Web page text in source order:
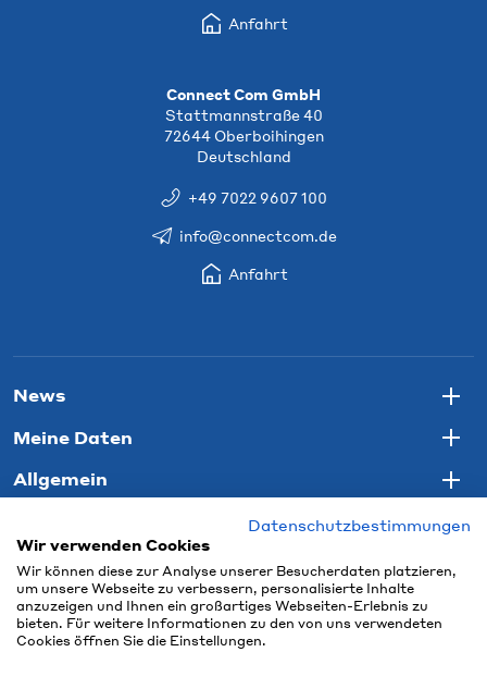
Anfahrt
Connect Com GmbH
Stattmannstraße 40
72644 Oberboihingen
Deutschland
+49 7022 9607 100
info@connectcom.de
Anfahrt
News
Meine Daten
Allgemein
Datenschutzbestimmungen
Wir verwenden Cookies
Wir können diese zur Analyse unserer Besucherdaten platzieren,
um unsere Webseite zu verbessern, personalisierte Inhalte
anzuzeigen und Ihnen ein großartiges Webseiten-Erlebnis zu
bieten. Für weitere Informationen zu den von uns verwendeten
Cookies öffnen Sie die Einstellungen.